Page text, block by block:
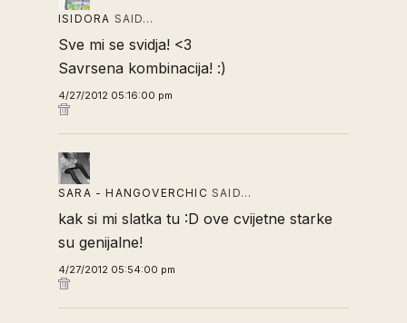
ISIDORA SAID…
Sve mi se svidja! <3
Savrsena kombinacija! :)
4/27/2012 05:16:00 pm
SARA - HANGOVERCHIC SAID…
kak si mi slatka tu :D ove cvijetne starke
su genijalne!
4/27/2012 05:54:00 pm